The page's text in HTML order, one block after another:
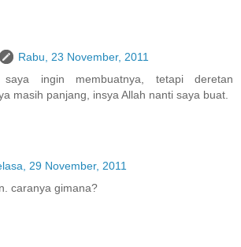
Rabu, 23 November, 2011
saya ingin membuatnya, tetapi deretan
masih panjang, insya Allah nanti saya buat.
29 November, 2011
caranya gimana?